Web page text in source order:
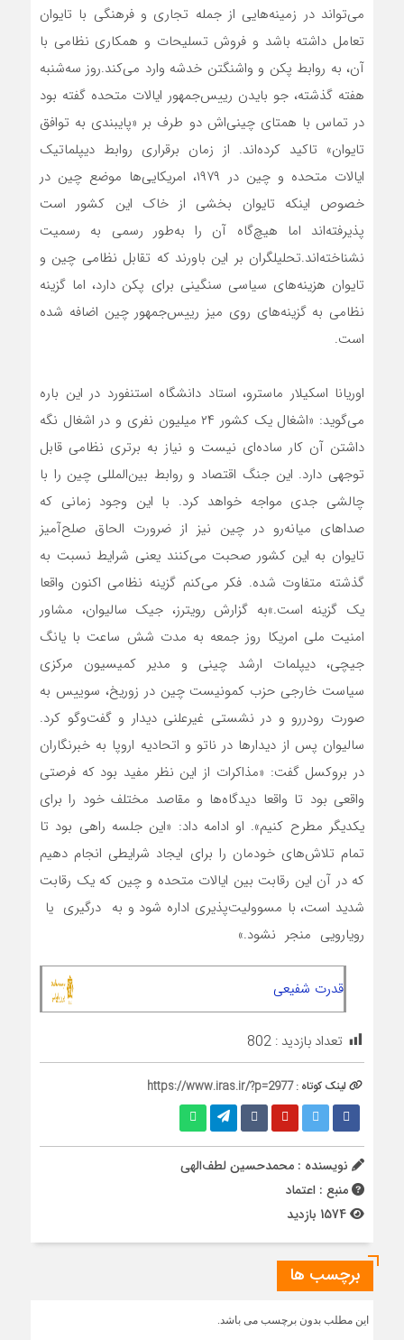
می‌تواند در زمینه‌هایی از جمله تجاری و فرهنگی با تایوان
تعامل داشته باشد و فروش تسلیحات و همکاری نظامی با
آن، به روابط پکن و واشنگتن خدشه وارد می‌کند.روز سه‌شنبه
هفته گذشته، جو بایدن رییس‌جمهور ایالات متحده گفته بود
در تماس با همتای چینی‌اش دو طرف بر «پایبندی به توافق
تایوان» تاکید کرده‌اند. از زمان برقراری روابط دیپلماتیک
ایالات متحده و چین در ۱۹۷۹، امریکایی‌ها موضع چین در
خصوص اینکه تایوان بخشی از خاک این کشور است
پذیرفته‌اند اما هیچ‌گاه آن را به‌طور رسمی به رسمیت
نشناخته‌اند.تحلیلگران بر این باورند که تقابل نظامی چین و
تایوان هزینه‌های سیاسی سنگینی برای پکن دارد، اما گزینه
نظامی به گزینه‌های روی میز رییس‌جمهور چین اضافه شده
است.
اوریانا اسکیلار ماسترو، استاد دانشگاه استنفورد در این باره
می‌گوید: «اشغال یک کشور ۲۴ میلیون نفری و در اشغال نگه
داشتن آن کار ساده‌ای نیست و نیاز به برتری نظامی قابل
توجهی دارد. این جنگ اقتصاد و روابط بین‌المللی چین را با
چالشی جدی مواجه خواهد کرد. با این وجود زمانی که
صداهای میانه‌رو در چین نیز از ضرورت الحاق صلح‌آمیز
تایوان به این کشور صحبت می‌کنند یعنی شرایط نسبت به
گذشته متفاوت شده. فکر می‌کنم گزینه نظامی اکنون واقعا
یک گزینه است.»به گزارش رویترز، جیک سالیوان، مشاور
امنیت ملی امریکا روز جمعه به مدت شش ساعت با یانگ
جیچی، دیپلمات ارشد چینی و مدیر کمیسیون مرکزی
سیاست خارجی حزب کمونیست چین در زوریخ، سوییس به
صورت رودررو و در نشستی غیرعلنی دیدار و گفت‌وگو کرد.
سالیوان پس از دیدارها در ناتو و اتحادیه اروپا به خبرنگاران
در بروکسل گفت: «مذاکرات از این نظر مفید بود که فرصتی
واقعی بود تا واقعا دیدگاه‌ها و مقاصد مختلف خود را برای
یکدیگر مطرح کنیم». او ادامه داد: «این جلسه راهی بود تا
تمام تلاش‌های خودمان را برای ایجاد شرایطی انجام دهیم
که در آن این رقابت بین ایالات متحده و چین که یک رقابت
شدید است، با مسوولیت‌پذیری اداره شود و به درگیری یا
رویارویی منجر نشود.»
قدرت شفیعی
تعداد بازدید : 802
لینک کوتاه :https://www.iras.ir/?p=2977
نویسنده : محمدحسين لطف‌الهي
منبع : اعتماد
برچسب ها
این مطلب بدون برچسب می باشد.